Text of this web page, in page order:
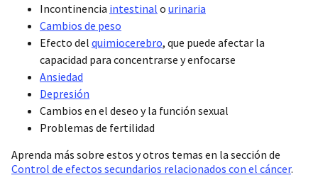
Incontinencia intestinal o urinaria
Cambios de peso
Efecto del quimiocerebro, que puede afectar la
capacidad para concentrarse y enfocarse
Ansiedad
Depresión
Cambios en el deseo y la función sexual
Problemas de fertilidad
Aprenda más sobre estos y otros temas en la sección de
Control de efectos secundarios relacionados con el cáncer.